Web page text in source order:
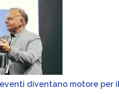
diventano motore per